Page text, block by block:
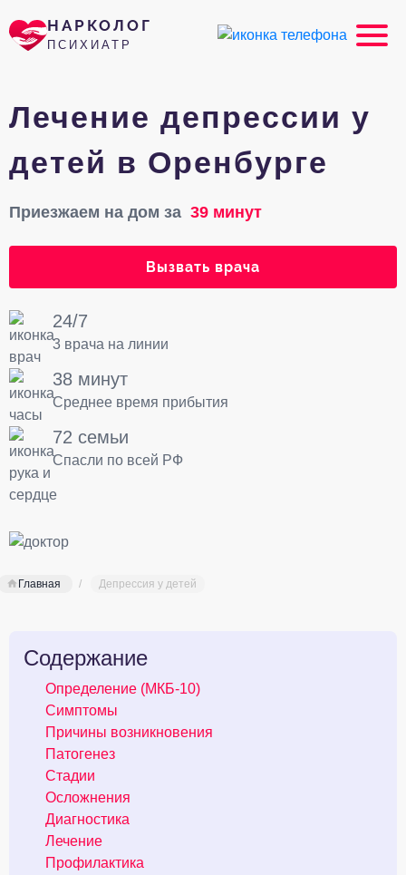
НАРКОЛОГ
ПСИХИАТР
Лечение депрессии у
детей в Оренбурге
Приезжаем на дом за 39 минут
Вызвать врача
24/7
3 врача на линии
38 минут
Среднее время прибытия
72 семьи
Спасли по всей РФ
Главная Депрессия у детей
Содержание
Определение (МКБ-10)
Симптомы
Причины возникновения
Патогенез
Стадии
Осложнения
Диагностика
Лечение
Профилактика